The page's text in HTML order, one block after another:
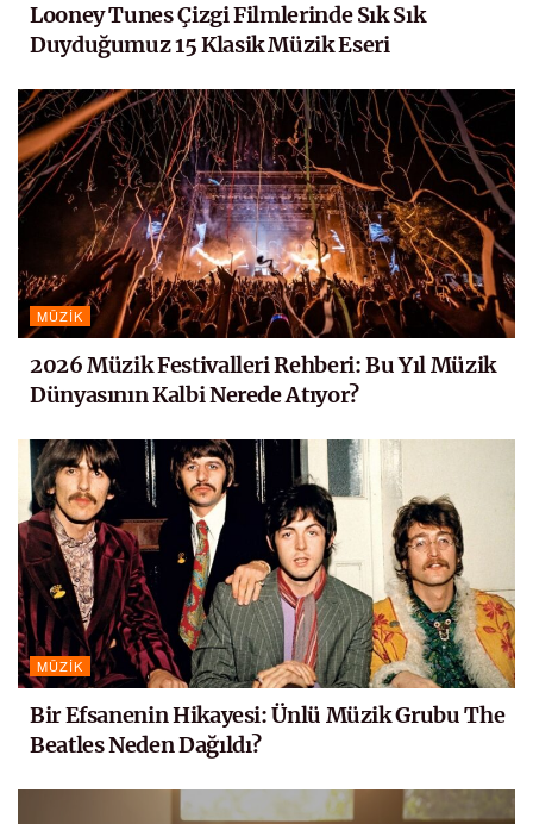
Looney Tunes Çizgi Filmlerinde Sık Sık
Duyduğumuz 15 Klasik Müzik Eseri
MÜZIK
2026 Müzik Festivalleri Rehberi: Bu Yıl Müzik
Dünyasının Kalbi Nerede Atıyor?
MÜZIK
Bir Efsanenin Hikayesi: Ünlü Müzik Grubu The
Beatles Neden Dağıldı?